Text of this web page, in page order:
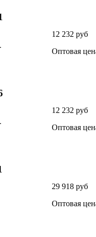
12 232 руб
Оптовая
12 232 руб
Оптовая
29 918 руб
Оптовая